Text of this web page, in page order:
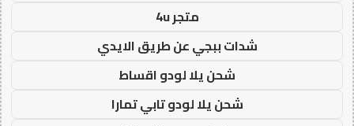
متجر 4u
شدات ببجي عن طريق الايدي
شحن يلا لودو اقساط
شحن يلا لودو تابي تمارا